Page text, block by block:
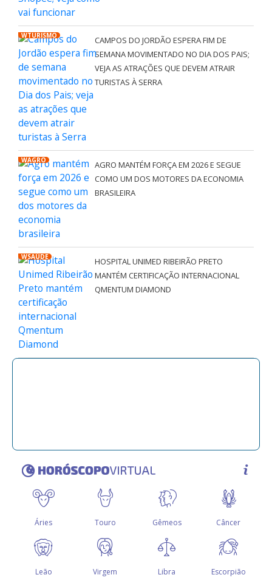
WTURISMO
CAMPOS DO JORDÃO ESPERA FIM DE
SEMANA MOVIMENTADO NO DIA DOS PAIS;
VEJA AS ATRAÇÕES QUE DEVEM ATRAIR
TURISTAS À SERRA
WAGRO
AGRO MANTÉM FORÇA EM 2026 E SEGUE
COMO UM DOS MOTORES DA ECONOMIA
BRASILEIRA
WSAÚDE
HOSPITAL UNIMED RIBEIRÃO PRETO
MANTÉM CERTIFICAÇÃO INTERNACIONAL
QMENTUM DIAMOND